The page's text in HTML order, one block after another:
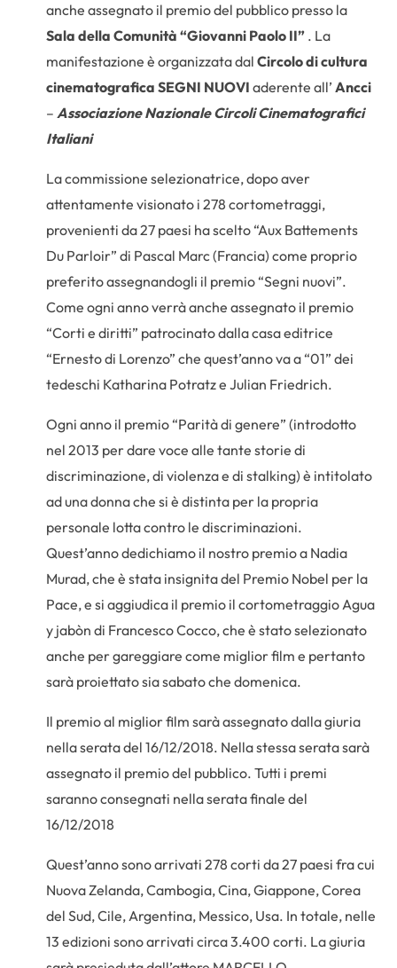
anche assegnato il premio del pubblico presso la
Sala della Comunità “Giovanni Paolo II” . La
manifestazione è organizzata dalCircolo di cultura
cinematografica SEGNI NUOVI aderente all’Ancci
–Associazione Nazionale Circoli Cinematografici
Italiani
La commissione selezionatrice, dopo aver
attentamente visionato i 278 cortometraggi,
provenienti da 27 paesi ha scelto “Aux Battements
Du Parloir” di Pascal Marc (Francia) come proprio
preferito assegnandogli il premio “Segni nuovi”.
Come ogni anno verrà anche assegnato il premio
“Corti e diritti” patrocinato dalla casa editrice
“Ernesto di Lorenzo” che quest’anno va a “01” dei
tedeschi Katharina Potratz e Julian Friedrich.
Ogni anno il premio “Parità di genere” (introdotto
nel 2013 per dare voce alle tante storie di
discriminazione, di violenza e di stalking) è intitolato
ad una donna che si è distinta per la propria
personale lotta contro le discriminazioni.
Quest’anno dedichiamo il nostro premio a Nadia
Murad, che è stata insignita del Premio Nobel per la
Pace, e si aggiudica il premio il cortometraggio Agua
y jabòn di Francesco Cocco, che è stato selezionato
anche per gareggiare come miglior film e pertanto
sarà proiettato sia sabato che domenica.
Il premio al miglior film sarà assegnato dalla giuria
nella serata del 16/12/2018. Nella stessa serata sarà
assegnato il premio del pubblico. Tutti i premi
saranno consegnati nella serata finale del
16/12/2018
Quest’anno sono arrivati 278 corti da 27 paesi fra cui
Nuova Zelanda, Cambogia, Cina, Giappone, Corea
del Sud, Cile, Argentina, Messico, Usa. In totale, nelle
13 edizioni sono arrivati circa 3.400 corti. La giuria